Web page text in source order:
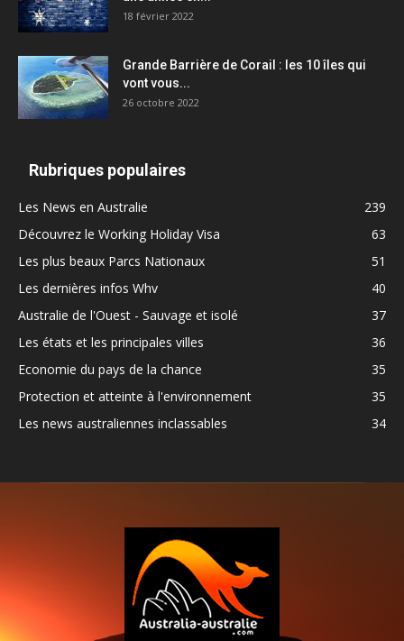
18 février 2022
Grande Barrière de Corail : les 10 îles qui
vont vous...
26 octobre 2022
Rubriques populaires
Les News en Australie
239
Découvrez le Working Holiday Visa
63
Les plus beaux Parcs Nationaux
51
Les dernières infos Whv
40
Australie de l'Ouest - Sauvage et isolé
37
Les états et les principales villes
36
Economie du pays de la chance
35
Protection et atteinte à l'environnement
35
Les news australiennes inclassables
34